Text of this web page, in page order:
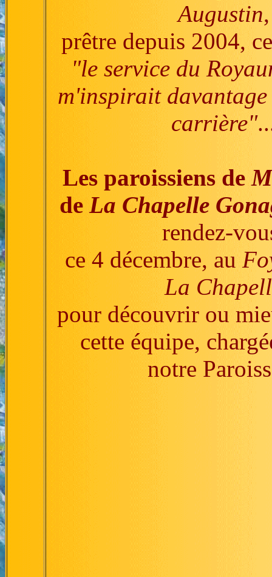
Augustin,
prêtre depuis 2004,
"le service du
m'inspirait
carrière"
Les paroissiens de
de La Chapelle
rendez-
ce 4 décembre, au
La
pour découvrir ou
cette équipe,
notre